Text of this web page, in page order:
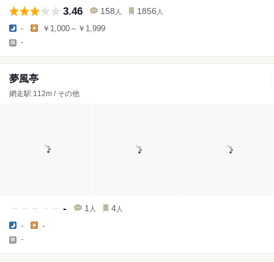
3.46 158 人 1856 人
- ￥1,000～￥1,999
-
夢風亭
網走駅 112m / その他
- 1 人 4 人
- -
-